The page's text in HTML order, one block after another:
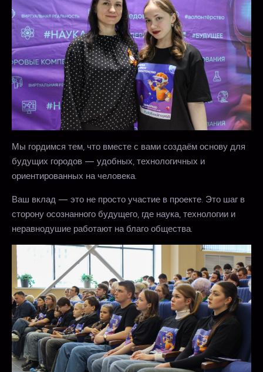
Мы гордимся тем, что вместе с вами создаём основу для
будущих городов — удобных, технологичных и
ориентированных на человека.
Ваш вклад — это не просто участие в проекте. Это шаг в
сторону осознанного будущего, где наука, технологии и
неравнодушие работают на благо общества.